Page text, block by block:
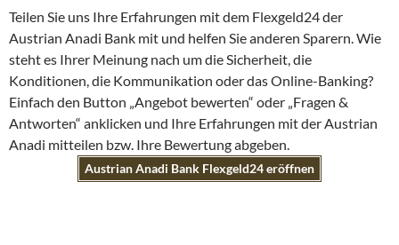
Teilen Sie uns Ihre Erfahrungen mit dem Flexgeld24 der
Austrian Anadi Bank mit und helfen Sie anderen Sparern. Wie
steht es Ihrer Meinung nach um die Sicherheit, die
Konditionen, die Kommunikation oder das Online-Banking?
Einfach den Button „Angebot bewerten“ oder „Fragen &
Antworten“ anklicken und Ihre Erfahrungen mit der Austrian
Anadi mitteilen bzw. Ihre Bewertung abgeben.
Austrian Anadi Bank Flexgeld24 eröffnen